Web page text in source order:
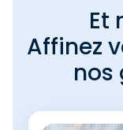
Et
Affinez
nos